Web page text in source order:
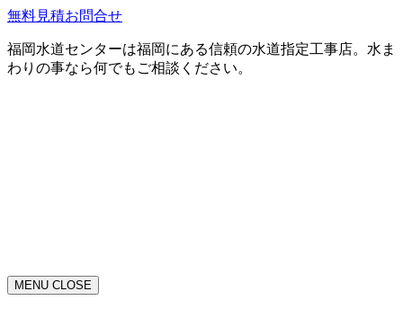
無料見積お問合せ
福岡水道センターは福岡にある信頼の水道指定工事店。水ま
わりの事なら何でもご相談ください。
MENU CLOSE